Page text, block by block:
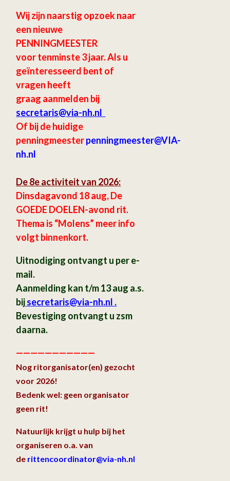
Wij zijn naarstig opzoek naar
een nieuwe
PENNINGMEESTER
voor tenminste 3 jaar.Als u
geïnteresseerd bent of
vragen heeft
graag aanmelden bij
secretaris@via-nh.nl
Of bij de huidige
penningmeesterpenningmeester@VIA-
nh.nl
De 8e activiteit van 2026:
Dinsdagavond 18 aug, De
GOEDE DOELEN-avond rit.
Thema is “Molens” meer info
volgt binnenkort.
Uitnodiging ontvangt u per e-
mail.
Aanmelding kan t/m 13 aug a.s.
bijsecretaris@via-nh.nl .
Bevestiging ontvangt u zsm
daarna.
———————————
Nog ritorganisator(en) gezocht
voor 2026!
Bedenk wel: geen organisator
geen rit!
Natuurlijk krijgt u hulp bij het
organiseren o.a. van
de rittencoordinator@via-nh.nl